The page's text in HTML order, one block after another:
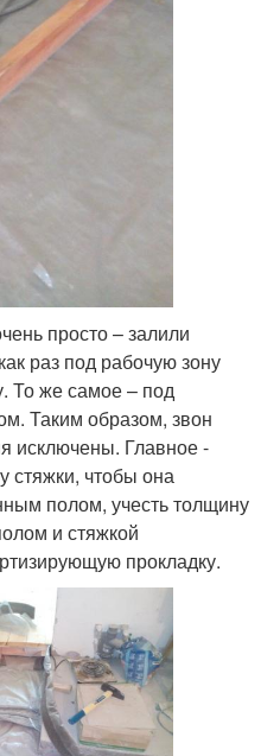
просто – залили
раз под рабочую зону
То же самое – под
Таким образом, звон
исключены. Главное -
стяжки, чтобы она
полом, учесть толщину
и стяжкой
прокладку.